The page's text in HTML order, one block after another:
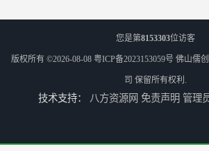
您是第8153303位访客
版权所有 ©2026-08-08 粤ICP备2023153059号 佛山儒
司 保留所有权利.
技术支持： 八方资源网 免责声明 管理